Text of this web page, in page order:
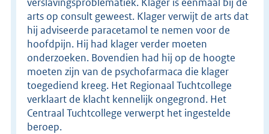
arts op consult geweest. Klager verwijt de arts dat
hij adviseerde paracetamol te nemen voor de
hoofdpijn. Hij had klager verder moeten
onderzoeken. Bovendien had hij op de hoogte
moeten zijn van de psychofarmaca die klager
toegediend kreeg. Het Regionaal Tuchtcollege
verklaart de klacht kennelijk ongegrond. Het
Centraal Tuchtcollege verwerpt het ingestelde
beroep.